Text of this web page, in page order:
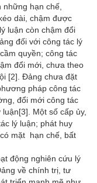
hạn chế,
dài, chậm được
luận còn chậm đổi
đối với công tác lý
quyền; công tác
đổi mới, chưa theo
[2] . Đảng chưa đặt
pháp công tác
đổi mới công tác
[3] . Một số cấp ủy,
lý luận; phát huy
mặt hạn chế, bất
động nghiên cứu lý
về chính trị, tư